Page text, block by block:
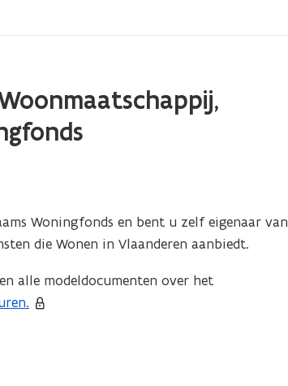
Woningfonds en bent u zelf eigenaar van
die Wonen in Vlaanderen aanbiedt.
alle modeldocumenten over het